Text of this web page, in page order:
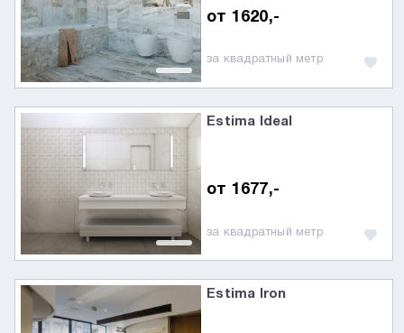
от 1620,-
за квадратный метр
Estima Ideal
от 1677,-
за квадратный метр
Estima Iron